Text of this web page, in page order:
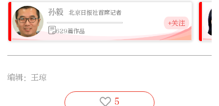
孙毅 北京日报社首席记者
629篇作品
+关注
编辑：王琼
5